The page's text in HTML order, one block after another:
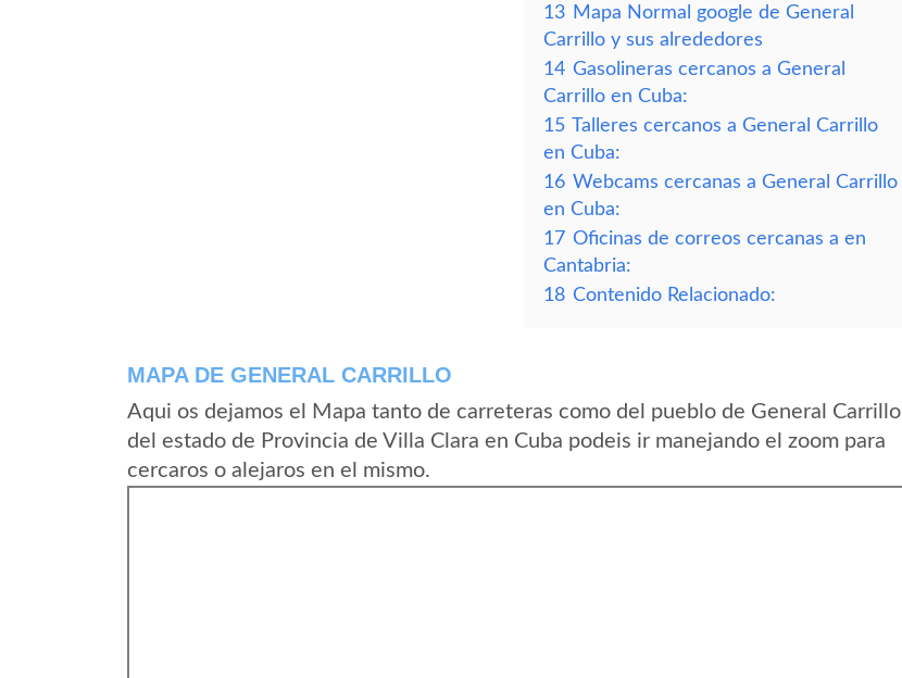
13 Mapa Normal google de General
Carrillo y sus alrededores
14 Gasolineras cercanos a General
Carrillo en Cuba:
15 Talleres cercanos a General Carrillo
en Cuba:
16 Webcams cercanas a General Carrillo
en Cuba:
17 Oficinas de correos cercanas a en
Cantabria:
18 Contenido Relacionado:
MAPA DE GENERAL CARRILLO
Aqui os dejamos el Mapa tanto de carreteras como del pueblo de General Carrillo
del estado de Provincia de Villa Clara en Cuba podeis ir manejando el zoom para
cercaros o alejaros en el mismo.